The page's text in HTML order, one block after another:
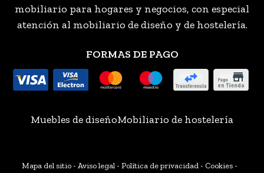
mobiliario para hogares y negocios, con especial
atención al mobiliario de diseño y de hostelería.
FORMAS DE PAGO
Muebles de diseñoMobiliario de hostelería
Mapa del sitio- Aviso legal- Política de privacidad- Cookies-